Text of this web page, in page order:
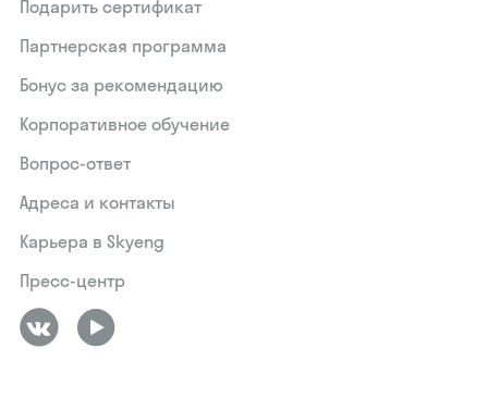
Подарить сертификат
Партнерская программа
Бонус за рекомендацию
Корпоративное обучение
Вопрос-ответ
Адреса и контакты
Карьера в Skyeng
Пресс-центр